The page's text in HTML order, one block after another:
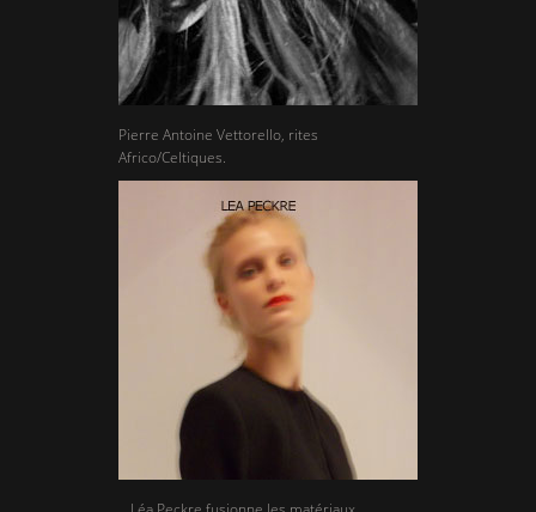
Pierre Antoine Vettorello, rites
Africo/Celtiques.